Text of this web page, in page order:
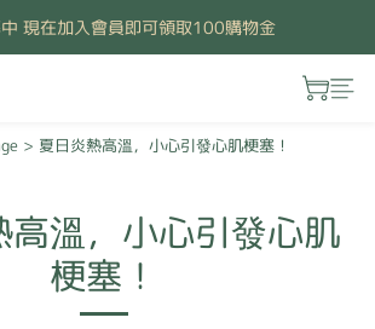
現在加入會員即可領取100購物金
> 夏日炎熱高溫，小心引發心肌梗塞！
高溫，小心引發心肌
梗塞！